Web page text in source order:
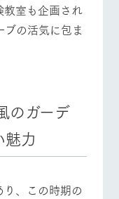
教室も企画され
の活気に包ま
のガーデ
力
、この時期の